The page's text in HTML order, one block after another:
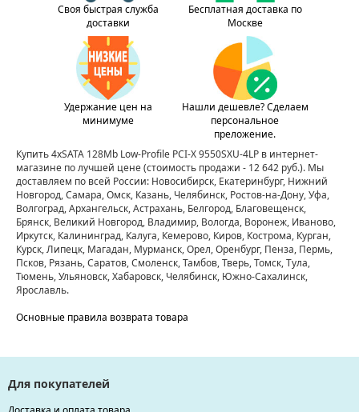
Своя быстрая служба
доставки
Бесплатная доставка по
Москве
Удержание цен на
минимуме
Нашли дешевле? Сделаем
персональное
преложение.
Купить 4xSATA 128Mb Low-Profile PCI-X 9550SXU-4LP в интернет-
магазине по лучшей цене(стоимость продажи - 12 642 руб.). Мы
доставляем по всей России: Новосибирск, Екатеринбург, Нижний
Новгород, Самара, Омск, Казань, Челябинск, Ростов-на-Дону, Уфа,
Волгоград, Архангельск, Астрахань, Белгород, Благовещенск,
Брянск, Великий Новгород, Владимир, Вологда, Воронеж, Иваново,
Иркутск, Калининград, Калуга, Кемерово, Киров, Кострома, Курган,
Курск, Липецк, Магадан, Мурманск, Орел, Оренбург, Пенза, Пермь,
Псков, Рязань, Саратов, Смоленск, Тамбов, Тверь, Томск, Тула,
Тюмень, Ульяновск, Хабаровск, Челябинск, Южно-Сахалинск,
Ярославль.
Основные правила возврата товара
Для покупателей